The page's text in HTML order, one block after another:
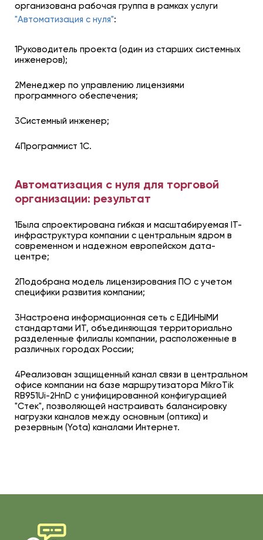
организована рабочая группа в рамках услуги
"Автоматизация с нуля":
1Руководитель проекта (один из старших системных
инженеров);
2Менеджер по управлению лицензиями
программного обеспечения;
3Системный инженер;
4Программист 1С.
Автоматизация с нуля для торговой
организации: результат
1Была спроектирована гибкая и масштабируемая IT-
инфраструктура компании с центральным ядром в
современном и надежном европейском дата-
центре;
2Подобрана модель лицензирования ПО с учетом
специфики развития компании;
3Настроена информационная сеть с ЕДИНЫМИ
стандартами ИТ, объединяющая территориально
разделенные филиалы компании, расположенные в
различных городах России;
4Реализован защищенный канал связи в центральном
офисе компании на базе маршрутизатора MikroTik
RB951Ui-2HnD с унифицированной конфигурацией
"Стек", позволяющей настраивать балансировку
нагрузки каналов между основным (оптика) и
резервным (Yota) каналами Интернет.